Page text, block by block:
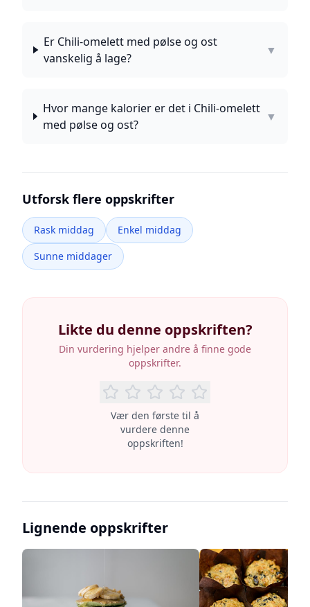
Er Chili-omelett med pølse og ost
vanskelig å lage?
▼
Hvor mange kalorier er det i Chili-omelett
med pølse og ost?
▼
Utforsk flere oppskrifter
Rask middag
Enkel middag
Sunne middager
Likte du denne oppskriften?
Din vurdering hjelper andre å finne gode
oppskrifter.
Vær den første til å
vurdere denne
oppskriften!
Lignende oppskrifter